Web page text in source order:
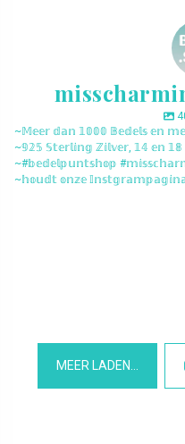
~𝕄𝕖𝕖𝕣 𝕕𝕒𝕟 𝟙𝟘𝟘𝟘 𝔹𝕖𝕕𝕖𝕝𝕤 𝕖𝕟
~𝟡𝟚𝟝 𝕊𝕥𝕖𝕣𝕝𝕚𝕟𝕘 ℤ𝕚𝕝𝕧𝕖𝕣, 𝟙𝟜 𝕖𝕟
~#𝕓𝕖𝕕𝕖𝕝𝕡𝕦𝕟𝕥𝕤𝕙𝕠𝕡
~𝕙𝕠𝕦𝕕𝕥 𝕠𝕟𝕫𝕖 𝕀𝕟𝕤𝕥𝕘𝕣𝕒𝕞𝕡𝕒𝕘𝕚𝕟𝕒
MEER LADEN…